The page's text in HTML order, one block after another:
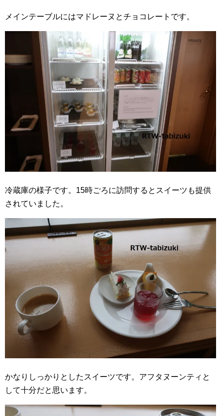
メインテーブルにはマドレーヌとチョコレートです。
冷蔵庫の様子です。15時ごろに訪問するとスイーツも提供
されていました。
かなりしっかりとしたスイーツです。アフタヌーンティと
して十分だと思います。